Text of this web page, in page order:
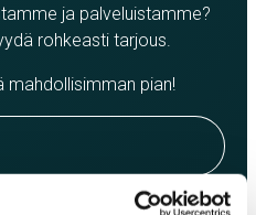
ja palveluistamme?
rohkeasti tarjous.
mahdollisimman pian!